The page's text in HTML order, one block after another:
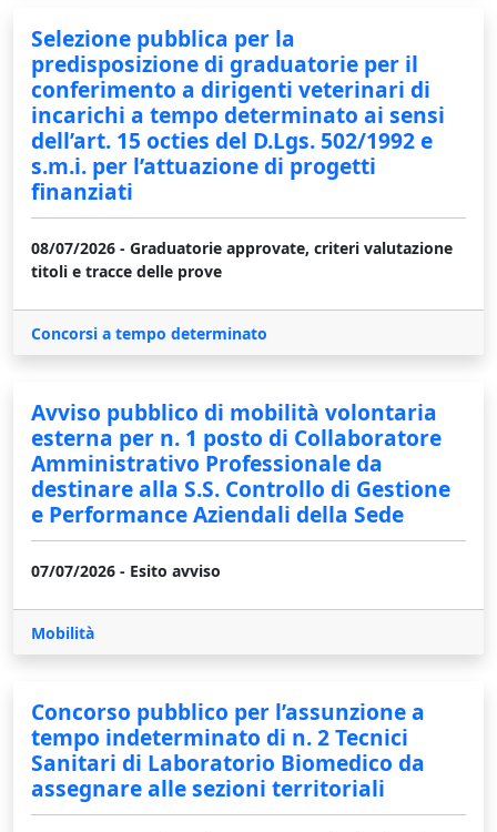
Selezione pubblica per la
predisposizione di graduatorie per il
conferimento a dirigenti veterinari di
incarichi a tempo determinato ai sensi
dell’art. 15 octies del D.Lgs. 502/1992 e
s.m.i. per l’attuazione di progetti
finanziati
08/07/2026 - Graduatorie approvate, criteri valutazione
titoli e tracce delle prove
Concorsi a tempo determinato
Avviso pubblico di mobilità volontaria
esterna per n. 1 posto di Collaboratore
Amministrativo Professionale da
destinare alla S.S. Controllo di Gestione
e Performance Aziendali della Sede
07/07/2026 - Esito avviso
Mobilità
Concorso pubblico per l’assunzione a
tempo indeterminato di n. 2 Tecnici
Sanitari di Laboratorio Biomedico da
assegnare alle sezioni territoriali